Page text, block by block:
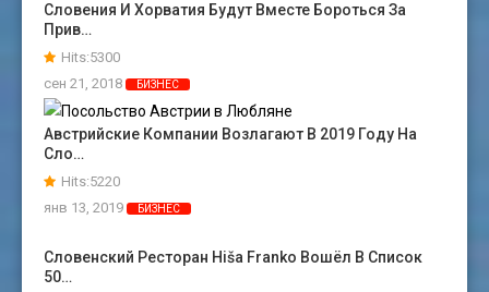
Словения И Хорватия Будут Вместе Бороться За
Прив…
Hits:5300
сен 21, 2018
БИЗНЕС
Австрийские Компании Возлагают В 2019 Году На
Сло…
Hits:5220
янв 13, 2019
БИЗНЕС
Словенский Ресторан Hiša Franko Вошёл В Список
50…